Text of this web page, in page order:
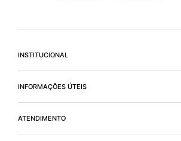
INSTITUCIONAL
INFORMAÇÕES ÚTEIS
ATENDIMENTO